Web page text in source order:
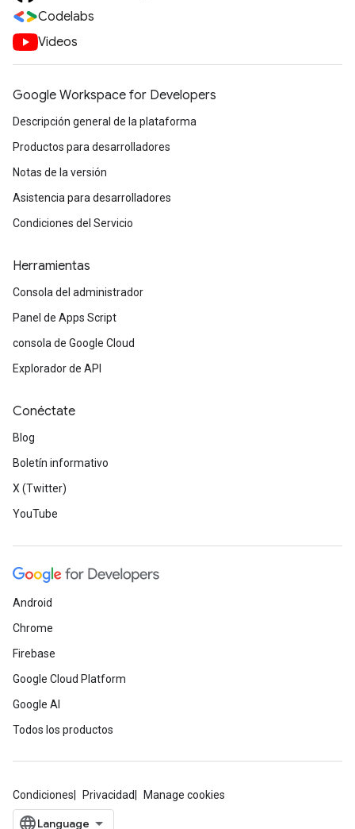
Codelabs
Videos
Google Workspace for Developers
Descripción general de la plataforma
Productos para desarrolladores
Notas de la versión
Asistencia para desarrolladores
Condiciones del Servicio
Herramientas
Consola del administrador
Panel de Apps Script
consola de Google Cloud
Explorador de API
Conéctate
Blog
Boletín informativo
X (Twitter)
YouTube
Android
Chrome
Firebase
Google Cloud Platform
Google AI
Todos los productos
Condiciones Privacidad Manage cookies